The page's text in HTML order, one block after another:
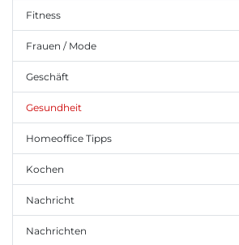
Fitness
Frauen / Mode
Geschäft
Gesundheit
Homeoffice Tipps
Kochen
Nachricht
Nachrichten